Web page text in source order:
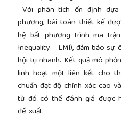
Với phân tích ổn định
phương, bài toán thiết kế
hệ bất phương trình ma
Inequality - LMI), đảm bảo
hội tụ nhanh. Kết quả mô
linh hoạt một liên kết cho
chuẩn đạt độ chính xác cao
từ đó có thể đánh giá được
đề xuất.